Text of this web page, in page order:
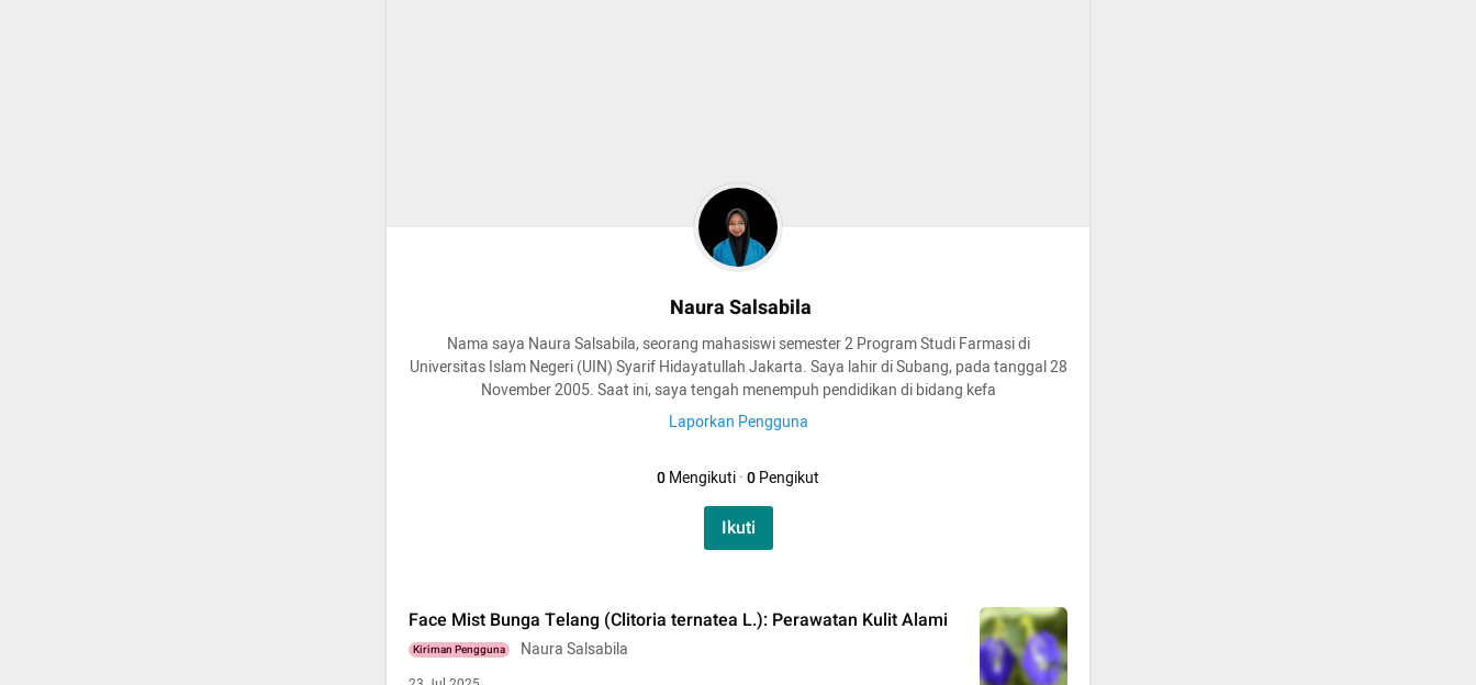
Naura Salsabila
Nama saya Naura Salsabila, seorang mahasiswi semester 2 Program Studi Farmasi di
Universitas Islam Negeri (UIN) Syarif Hidayatullah Jakarta. Saya lahir di Subang, pada tanggal 28
November 2005. Saat ini, saya tengah menempuh pendidikan di bidang kefa
Laporkan Pengguna
0Mengikuti·0Pengikut
Ikuti
Face Mist Bunga Telang (Clitoria ternatea L.): Perawatan Kulit Alami
Kiriman Pengguna Naura Salsabila